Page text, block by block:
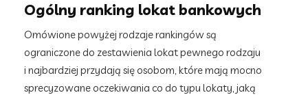
Ogólny ranking lokat bankowych
Omówione powyżej rodzaje rankingów są
ograniczone do zestawienia lokat pewnego rodzaju
i najbardziej przydają się osobom, które mają mocno
sprecyzowane oczekiwania co do typu lokaty, jaką